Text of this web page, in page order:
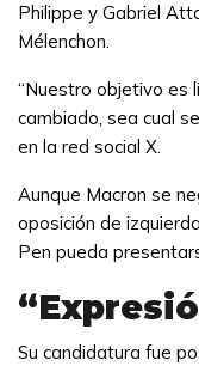
Philippe y Gabriel
Mélenchon.
“Nuestro objetivo es
cambiado, sea cual
en la red social X.
Aunque Macron se
oposición de
Pen pueda
Su candidatura fue